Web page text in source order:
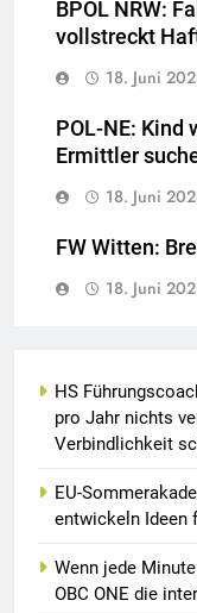
BPOL NRW:
vollstreckt
18. Juni
POL-NE: Kind
Ermittler
18. Juni
FW Witten:
18. Juni
HS
pro Jahr nichts
Verbindlichkeit
EU-
entwickeln Ideen
Wenn jede
OBC ONE die